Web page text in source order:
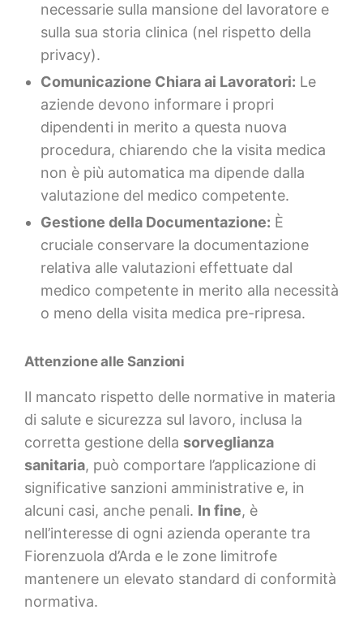
necessarie sulla mansione del lavoratore e
sulla sua storia clinica (nel rispetto della
privacy).
Comunicazione Chiara ai Lavoratori: Le
aziende devono informare i propri
dipendenti in merito a questa nuova
procedura, chiarendo che la visita medica
non è più automatica ma dipende dalla
valutazione del medico competente.
Gestione della Documentazione: È
cruciale conservare la documentazione
relativa alle valutazioni effettuate dal
medico competente in merito alla necessità
o meno della visita medica pre-ripresa.
Attenzione alle Sanzioni
Il mancato rispetto delle normative in materia
di salute e sicurezza sul lavoro, inclusa la
corretta gestione della sorveglianza
sanitaria, può comportare l’applicazione di
significative sanzioni amministrative e, in
alcuni casi, anche penali. In fine, è
nell’interesse di ogni azienda operante tra
Fiorenzuola d’Arda e le zone limitrofe
mantenere un elevato standard di conformità
normativa.